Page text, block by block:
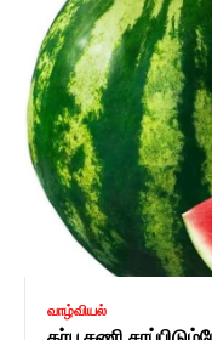
வாழ்வியல்